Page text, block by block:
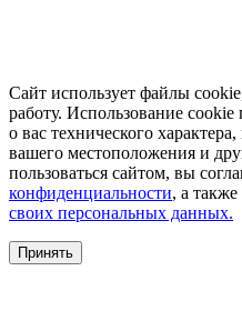
Сайт использует файлы
работу. Использование
о вас технического
вашего местоположения и
пользоваться сайтом, вы
конфиденциальности, а также
своих персональных данных.
Принять